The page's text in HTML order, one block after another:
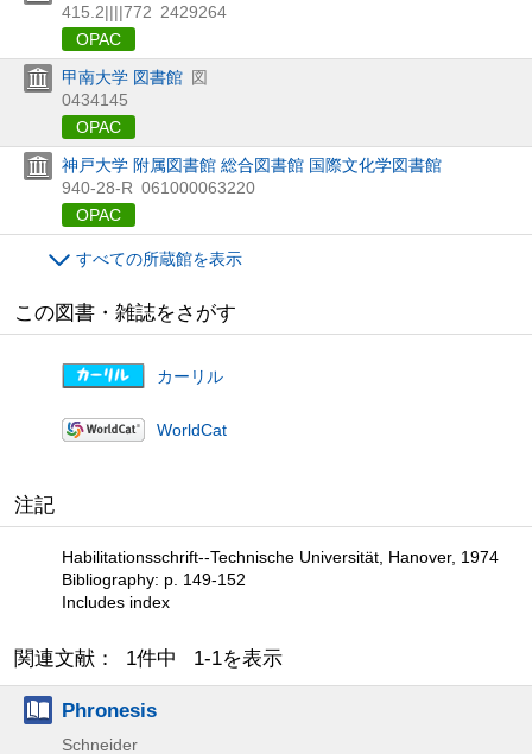
415.2||||772 2429264
OPAC
甲南大学 図書館 図
0434145
OPAC
神戸大学 附属図書館 総合図書館 国際文化学図書館
940-28-R 061000063220
OPAC
すべての所蔵館を表示
この図書・雑誌をさがす
カーリル
WorldCat
注記
Habilitationsschrift--Technische Universität, Hanover, 1974
Bibliography: p. 149-152
Includes index
関連文献： 1件中 1-1を表示
Phronesis
Schneider